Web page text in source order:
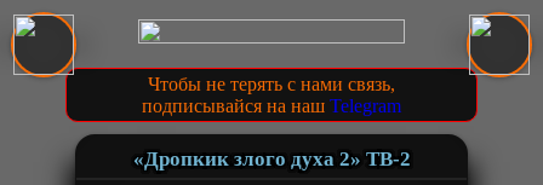
Чтобы не терять с нами связь,
подписывайся на наш Telegram
«Дропкик злого духа 2» ТВ-2